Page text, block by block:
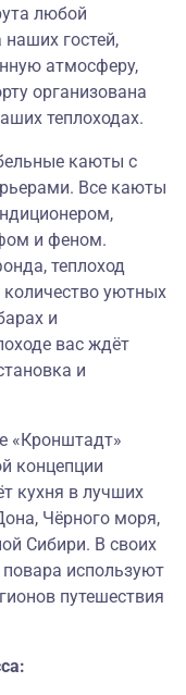
любой
гостей,
атмосферу,
организована
теплоходах.
каюты с
Все каюты
и феном.
теплоход
уютных
и
вас ждёт
и
«Кронштадт»
концепции
кухня в лучших
Чёрного моря,
Сибири. В своих
используют
путешествия